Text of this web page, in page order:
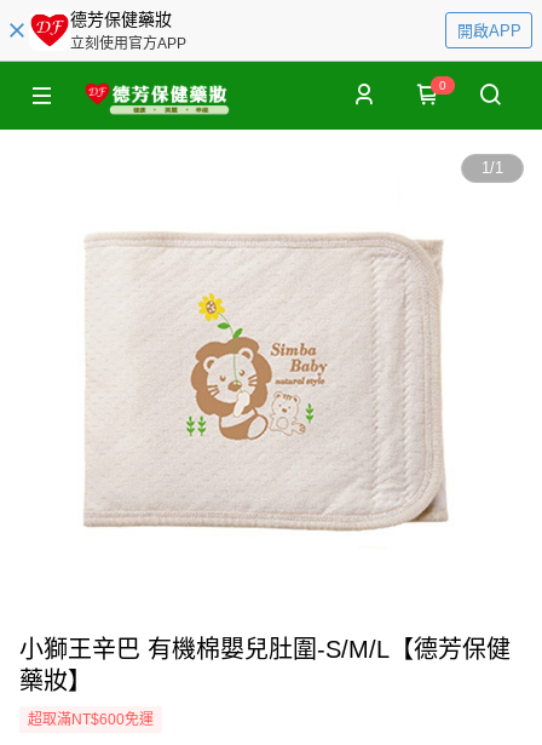
德芳保健藥妝
立刻使用官方APP
開啟APP
0
1/1
小獅王辛巴 有機棉嬰兒肚圍-S/M/L【德芳保健
藥妝】
超取滿NT$600免運